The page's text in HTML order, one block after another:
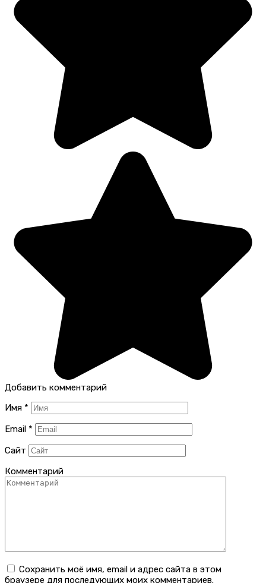
Добавить комментарий
Имя *
Email *
Сайт
Комментарий
Сохранить моё имя, email и адрес сайта в этом
браузере для последующих моих комментариев.